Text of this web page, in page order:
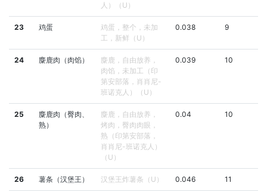
人）（U）
23 鸡蛋
鸡蛋，整个，未加
工，新鲜（U）
0.038 9
24 麋鹿肉（肉馅）
麋鹿，自由放养，
肉馅，未加工（印
第安部落，肖肖尼-
班诺克人）（U）
0.039 10
25
麋鹿肉（臀肉、
熟）
麋鹿，自由放养，
烤肉，臀肉肉眼，
熟（印第安部落，
肖肖尼-班诺克人）
（U）
0.04 10
26 薯条（汉堡王） 汉堡王炸薯条（U） 0.046 11